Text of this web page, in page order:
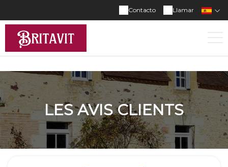
Llamar
Contacto
LES AVIS CLIENTS